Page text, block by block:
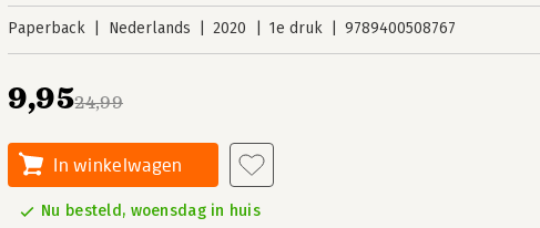
Paperback Nederlands 2020 1e druk 9789400508767
24,99
9,95
In winkelwagen
Nu besteld, woensdag in huis